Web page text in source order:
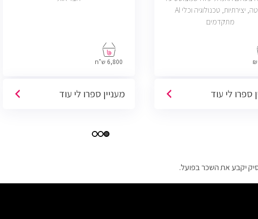
דאטה, יצירתיות, טכנולוגיה וכלי AI
מתקדמים
ספרו לי עוד
6,800 ש"ח
מעניין ספרו לי עוד
יקבע את השכר בפועל.